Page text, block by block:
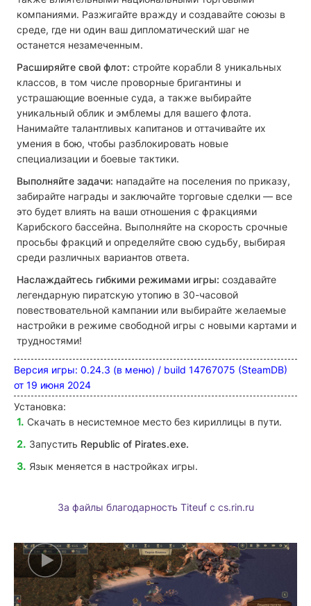
компаниями. Разжигайте вражду и создавайте союзы в
среде, где ни один ваш дипломатический шаг не
останется незамеченным.
Расширяйте свой флот: стройте корабли 8 уникальных
классов, в том числе проворные бригантины и
устрашающие военные суда, а также выбирайте
уникальный облик и эмблемы для вашего флота.
Нанимайте талантливых капитанов и оттачивайте их
умения в бою, чтобы разблокировать новые
специализации и боевые тактики.
Выполняйте задачи: нападайте на поселения по приказу,
забирайте награды и заключайте торговые сделки — все
это будет влиять на ваши отношения с фракциями
Карибского бассейна. Выполняйте на скорость срочные
просьбы фракций и определяйте свою судьбу, выбирая
среди различных вариантов ответа.
Наслаждайтесь гибкими режимами игры: создавайте
легендарную пиратскую утопию в 30-часовой
повествовательной кампании или выбирайте желаемые
настройки в режиме свободной игры с новыми картами и
трудностями!
Версия игры: 0.24.3 (в меню) / build 14767075 (SteamDB)
от 19 июня 2024
Установка:
Скачать в несистемное место без кириллицы в пути.
Запустить Republic of Pirates.exe.
Язык меняется в настройках игры.
За файлы благодарность Titeuf c cs.rin.ru